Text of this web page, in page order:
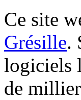
Ce site
Grésille.
logiciels
de